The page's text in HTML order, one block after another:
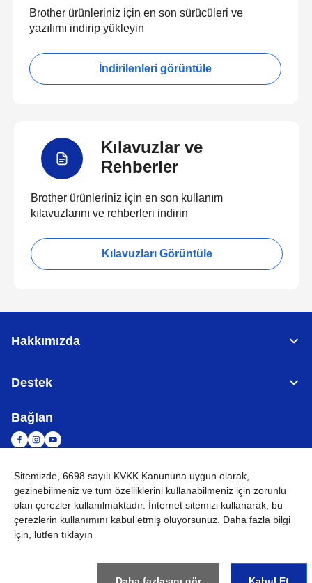
Brother ürünleriniz için en son sürücüleri ve
yazılımı indirip yükleyin
İndirilenleri görüntüle
Kılavuzlar ve
Rehberler
Brother ürünleriniz için en son kullanım
kılavuzlarını ve rehberleri indirin
Kılavuzları Görüntüle
Hakkımızda
Destek
Bağlan
TÜRKİYE Küresel Ağ
Kullanım Koşulları Site haritası Küresel Siteye Git
©
Sitemizde, 6698 sayılı KVKK Kanununa uygun olarak,
gezinebilmeniz ve tüm özelliklerini kullanabilmeniz için zorunlu
olan çerezler kullanılmaktadır. İnternet sitemizi kullanarak, bu
çerezlerin kullanımını kabul etmiş oluyorsunuz. Daha fazla bilgi
için, lütfen tıklayın